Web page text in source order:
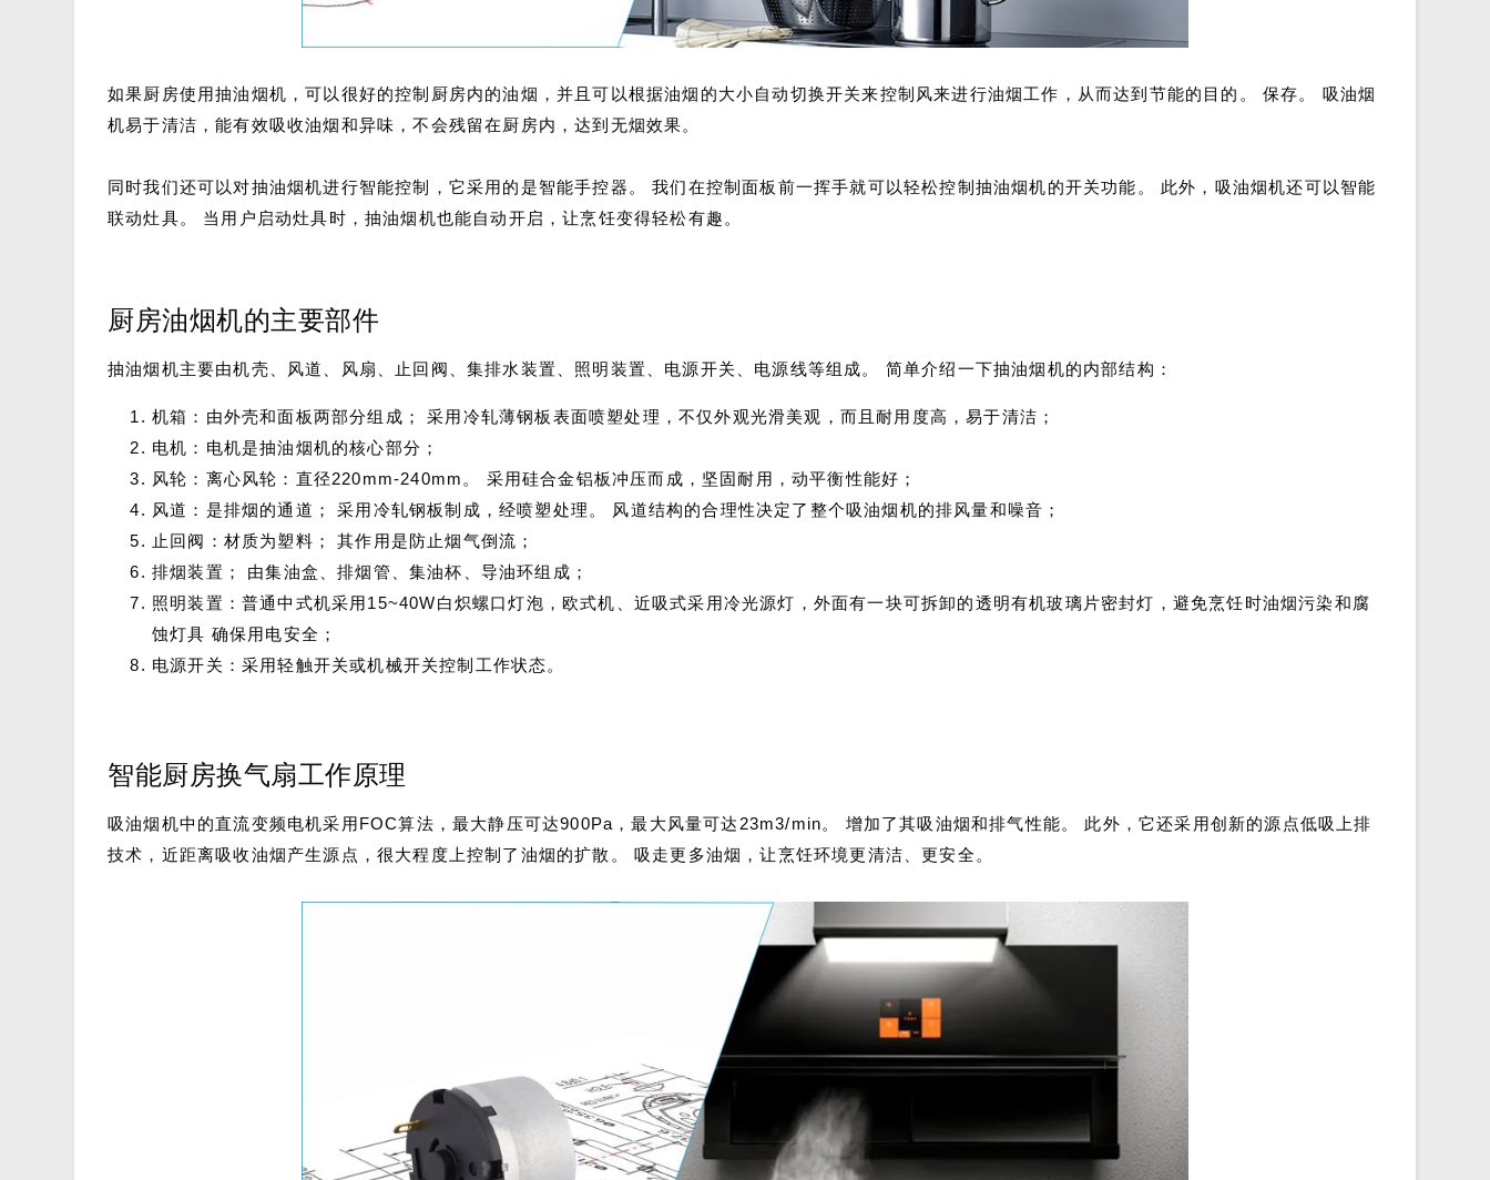
如果厨房使用抽油烟机，可以很好的控制厨房内的油烟，并且可以根据油烟的大小自动切换开关来控制风来进行油烟工作，从而达到节能的目的。 保存。 吸油烟
机易于清洁，能有效吸收油烟和异味，不会残留在厨房内，达到无烟效果。
同时我们还可以对抽油烟机进行智能控制，它采用的是智能手控器。 我们在控制面板前一挥手就可以轻松控制抽油烟机的开关功能。 此外，吸油烟机还可以智能
联动灶具。 当用户启动灶具时，抽油烟机也能自动开启，让烹饪变得轻松有趣。
厨房油烟机的主要部件
抽油烟机主要由机壳、风道、风扇、止回阀、集排水装置、照明装置、电源开关、电源线等组成。 简单介绍一下抽油烟机的内部结构：
机箱：由外壳和面板两部分组成； 采用冷轧薄钢板表面喷塑处理，不仅外观光滑美观，而且耐用度高，易于清洁；
电机：电机是抽油烟机的核心部分；
风轮：离心风轮：直径220mm-240mm。 采用硅合金铝板冲压而成，坚固耐用，动平衡性能好；
风道：是排烟的通道； 采用冷轧钢板制成，经喷塑处理。 风道结构的合理性决定了整个吸油烟机的排风量和噪音；
止回阀：材质为塑料； 其作用是防止烟气倒流；
排烟装置； 由集油盒、排烟管、集油杯、导油环组成；
照明装置：普通中式机采用15~40W白炽螺口灯泡，欧式机、近吸式采用冷光源灯，外面有一块可拆卸的透明有机玻璃片密封灯，避免烹饪时油烟污染和腐
蚀灯具 确保用电安全；
电源开关：采用轻触开关或机械开关控制工作状态。
智能厨房换气扇工作原理
吸油烟机中的直流变频电机采用FOC算法，最大静压可达900Pa，最大风量可达23m3/min。 增加了其吸油烟和排气性能。 此外，它还采用创新的源点低吸上排
技术，近距离吸收油烟产生源点，很大程度上控制了油烟的扩散。 吸走更多油烟，让烹饪环境更清洁、更安全。